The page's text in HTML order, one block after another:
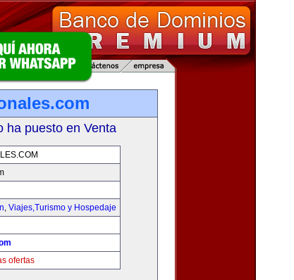
ha puesto en Venta
, Viajes,Turismo y Hospedaje
ofertas